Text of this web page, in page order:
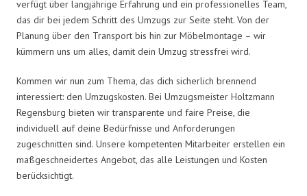
verfügt über langjährige Erfahrung und ein professionelles Team,
das dir bei jedem Schritt des Umzugs zur Seite steht. Von der
Planung über den Transport bis hin zur Möbelmontage – wir
kümmern uns um alles, damit dein Umzug stressfrei wird.
Kommen wir nun zum Thema, das dich sicherlich brennend
interessiert: den Umzugskosten. Bei Umzugsmeister Holtzmann
Regensburg bieten wir transparente und faire Preise, die
individuell auf deine Bedürfnisse und Anforderungen
zugeschnitten sind. Unsere kompetenten Mitarbeiter erstellen ein
maßgeschneidertes Angebot, das alle Leistungen und Kosten
berücksichtigt.